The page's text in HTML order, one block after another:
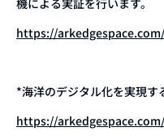
機による実証を行います。
https://
*海洋のデジタル化を実現す
https://